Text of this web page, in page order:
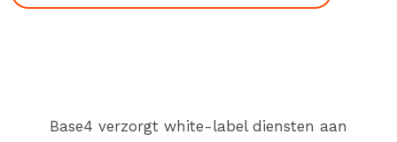
Base4 verzorgt white-label diensten aan